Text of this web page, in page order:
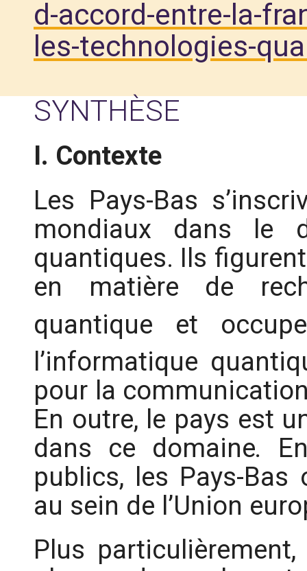
d-accord-entre-la-
les-technologies-
SYNTHÈSE
I. Contexte
Les Pays-Bas
mondiaux dans le
quantiques. Ils
en matière de
quantique et
l’informatique
pour la
En outre, le pays est
dans ce domaine.
publics, les Pays-
au sein de l’Union
Plus